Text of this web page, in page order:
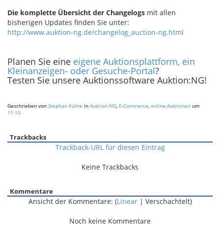
Die komplette Übersicht der Changelogs mit allen
bisherigen Updates finden Sie unter:
http://www.auktion-ng.de/changelog_auction-ng.html
Planen Sie eine eigene Auktionsplattform, ein
Kleinanzeigen- oder Gesuche-Portal?
Testen Sie unsere Auktionssoftware Auktion:NG!
Geschrieben von Stephan Küthe in Auktion:NG, E-Commerce, online-Auktionen um
11:10
Trackbacks
Trackback-URL für diesen Eintrag
Keine Trackbacks
Kommentare
Ansicht der Kommentare: (Linear| Verschachtelt)
Noch keine Kommentare